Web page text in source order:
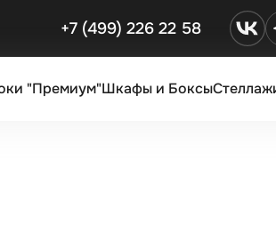
+7 (499) 226 22 58
"Премиум"Шкафы и Боксы